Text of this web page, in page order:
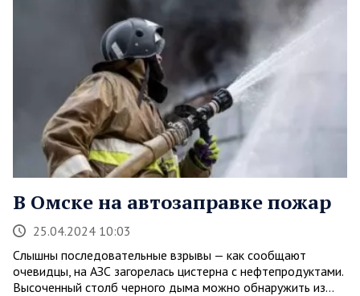
В Омске на автозаправке пожар
25.04.2024 10:03
Слышны последовательные взрывы — как сообщают
очевидцы, на АЗС загорелась цистерна с нефтепродуктами.
Высоченный столб черного дыма можно обнаружить из…